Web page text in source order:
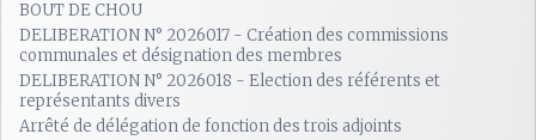
BOUT DE CHOU
DELIBERATION N° 2026017 - Création des commissions
communales et désignation des membres
DELIBERATION N° 2026018 - Election des référents et
représentants divers
Arrêté de délégation de fonction des trois adjoints